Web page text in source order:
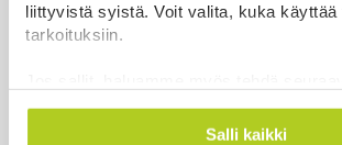
liittyvistä syistä. Voit valita, kuka käyttää
tarkoituksiin.
Kerätä tietoja maantieteellisestä
mahdollisesti muutaman metrin
Salli kaikki